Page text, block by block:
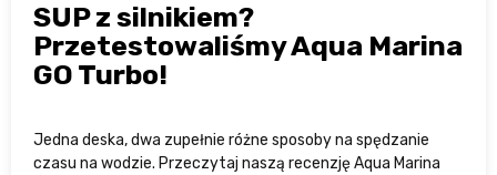
SUP z silnikiem?
Przetestowaliśmy Aqua Marina
GO Turbo!
Jedna deska, dwa zupełnie różne sposoby na spędzanie
czasu na wodzie. Przeczytaj naszą recenzję Aqua Marina